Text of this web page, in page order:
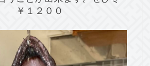
￥１２００